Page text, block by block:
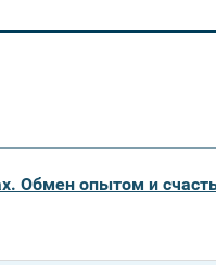
Обмен опытом и